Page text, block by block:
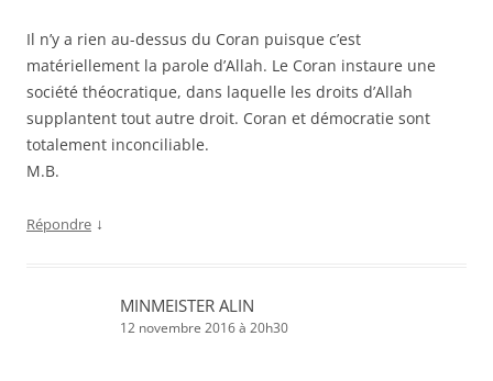
Il n’y a rien au-dessus du Coran puisque c’est
matériellement la parole d’Allah. Le Coran instaure une
société théocratique, dans laquelle les droits d’Allah
supplantent tout autre droit. Coran et démocratie sont
totalement inconciliable.
M.B.
Répondre ↓
MINMEISTER ALIN
12 novembre 2016 à 20h30